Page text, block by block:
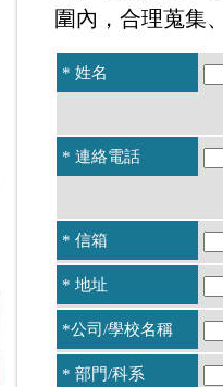
圍內，合理蒐集
* 姓名
* 連絡電話
* 信箱
* 地址
*公司/學校名稱
* 部門/科系